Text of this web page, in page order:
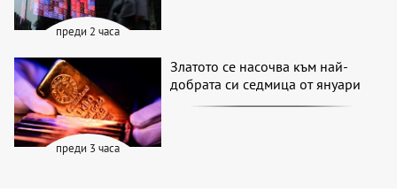
преди 2 часа
преди 3 часа
Златото се насочва към най-
добрата си седмица от януари